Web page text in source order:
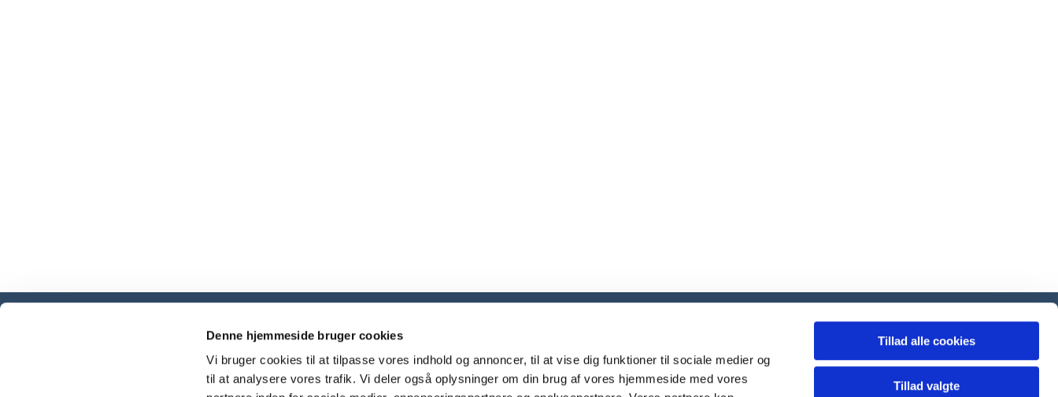
Denne hjemmeside bruger cookies
Vi bruger cookies til at tilpasse vores indhold og annoncer, til at vise dig funktioner til sociale medier og
til at analysere vores trafik. Vi deler også oplysninger om din brug af vores hjemmeside med vores
Tillad alle cookies
Tillad valgte
broenderslev.provsti@km.dk